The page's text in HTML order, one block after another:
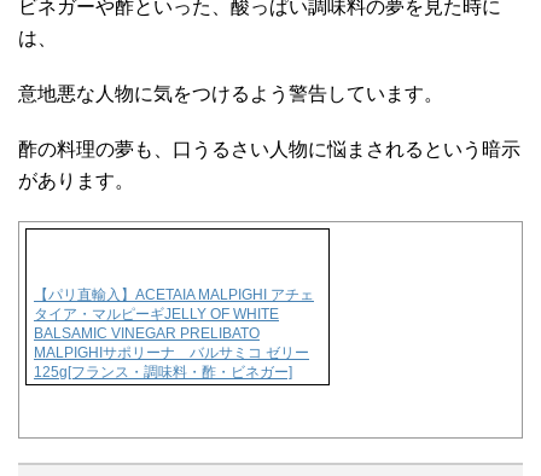
ビネガーや酢といった、酸っぱい調味料の夢を見た時に
は、
意地悪な人物に気をつけるよう警告しています。
酢の料理の夢も、口うるさい人物に悩まされるという暗示
があります。
【パリ直輸入】ACETAIA MALPIGHI アチェ
タイア・マルピーギJELLY OF WHITE
BALSAMIC VINEGAR PRELIBATO
MALPIGHIサポリーナ バルサミコ ゼリー
125g[フランス・調味料・酢・ビネガー]